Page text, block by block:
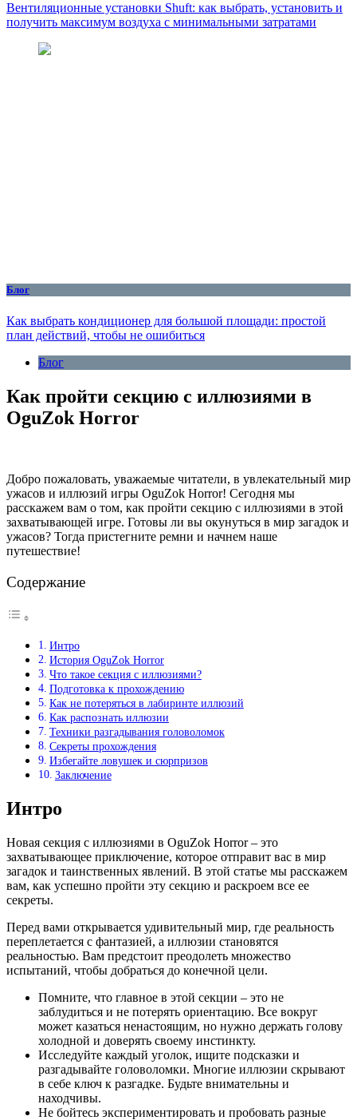
Вентиляционные установки Shuft: как выбрать, установить и
получить максимум воздуха с минимальными затратами
Блог
Как выбрать кондиционер для большой площади: простой
план действий, чтобы не ошибиться
Блог
Как пройти секцию с иллюзиями в
OguZok Horror
Добро пожаловать, уважаемые читатели, в увлекательный мир
ужасов и иллюзий игры OguZok Horror! Сегодня мы
расскажем вам о том, как пройти секцию с иллюзиями в этой
захватывающей игре. Готовы ли вы окунуться в мир загадок и
ужасов? Тогда пристегните ремни и начнем наше
путешествие!
Содержание
Интро
История OguZok Horror
Что такое секция с иллюзиями?
Подготовка к прохождению
Как не потеряться в лабиринте иллюзий
Как распознать иллюзии
Техники разгадывания головоломок
Секреты прохождения
Избегайте ловушек и сюрпризов
Заключение
Интро
Новая секция с иллюзиями в OguZok Horror – это
захватывающее приключение, которое отправит вас в мир
загадок и таинственных явлений. В этой статье мы расскажем
вам, как успешно пройти эту секцию и раскроем все ее
секреты.
Перед вами открывается удивительный мир, где реальность
переплетается с фантазией, а иллюзии становятся
реальностью. Вам предстоит преодолеть множество
испытаний, чтобы добраться до конечной цели.
Помните, что главное в этой секции – это не
заблудиться и не потерять ориентацию. Все вокруг
может казаться ненастоящим, но нужно держать голову
холодной и доверять своему инстинкту.
Исследуйте каждый уголок, ищите подсказки и
разгадывайте головоломки. Многие иллюзии скрывают
в себе ключ к разгадке. Будьте внимательны и
находчивы.
Не бойтесь экспериментировать и пробовать разные